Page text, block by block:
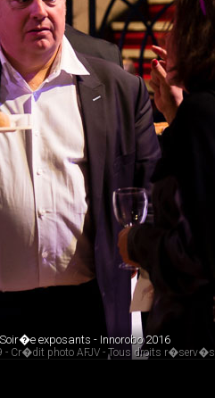
Soir�e exposants - Innorobo 2016
- Cr�dit photo AFJV - Tous droits r�serv�s